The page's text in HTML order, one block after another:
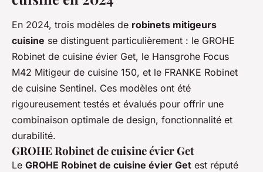
En 2024, trois modèles de robinets mitigeurs
cuisine se distinguent particulièrement : le GROHE
Robinet de cuisine évier Get, le Hansgrohe Focus
M42 Mitigeur de cuisine 150, et le FRANKE Robinet
de cuisine Sentinel. Ces modèles ont été
rigoureusement testés et évalués pour offrir une
combinaison optimale de design, fonctionnalité et
durabilité.
GROHE Robinet de cuisine évier Get
Le GROHE Robinet de cuisine évier Get est réputé